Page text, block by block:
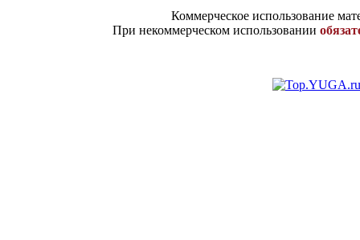
Коммерческое использование
При некоммерческом использовании